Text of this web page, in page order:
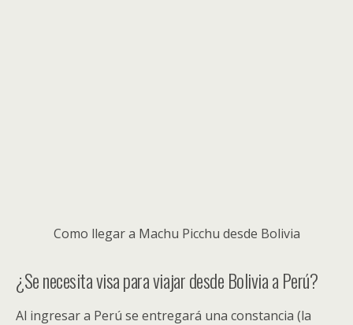
Como llegar a Machu Picchu desde Bolivia
¿Se necesita visa para viajar desde Bolivia a Perú?
Al ingresar a Perú se entregará una constancia (la